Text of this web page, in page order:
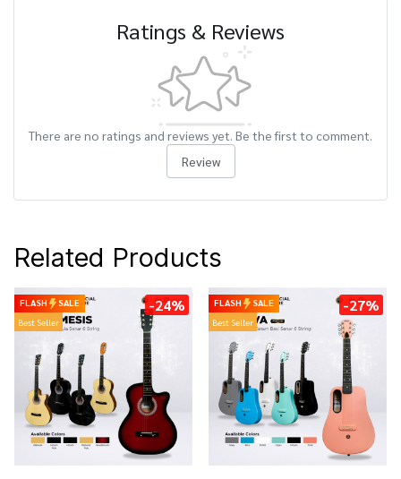
Ratings & Reviews
There are no ratings and reviews yet. Be the first to comment.
Review
Related Products
FLASH
SALE
Best Seller
-24% FLASH
SALE
Best Seller
-27%